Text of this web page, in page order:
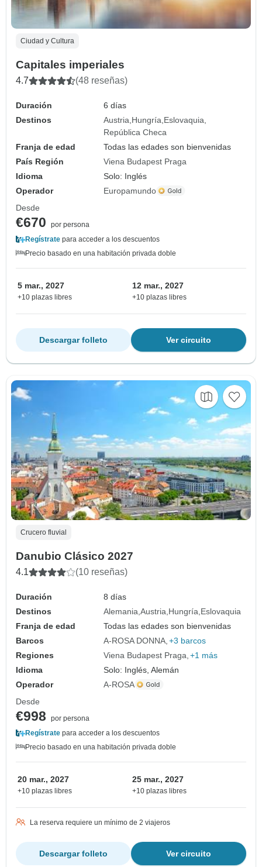
Ciudad y Cultura
Capitales imperiales
4.7 (48 reseñas)
Duración
6 días
Destinos
Austria Hungría Eslovaquia
República Checa
Franja de edad
Todas las edades son bienvenidas
País Región
Viena Budapest Praga
Idioma
Solo: Inglés
Operador
Europamundo
Desde
€670
por persona
Regístrate para acceder a los descuentos
Precio basado en una habitación privada doble
5 mar., 2027
+10 plazas libres
12 mar., 2027
+10 plazas libres
Ver circuito
Descargar folleto
Crucero fluvial
Danubio Clásico 2027
4.1 (10 reseñas)
Duración
8 días
Destinos
Alemania Austria Hungría Eslovaquia
Franja de edad
Todas las edades son bienvenidas
Barcos
A-ROSA DONNA +3 barcos
Regiones
Viena Budapest Praga +1 más
Idioma
Solo: Inglés, Alemán
Operador
A-ROSA
Desde
€998
por persona
Regístrate para acceder a los descuentos
Precio basado en una habitación privada doble
20 mar., 2027
+10 plazas libres
25 mar., 2027
+10 plazas libres
La reserva requiere un mínimo de 2 viajeros
Ver circuito
Descargar folleto